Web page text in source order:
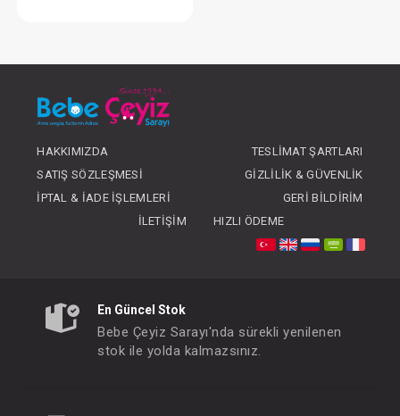
OLUNUZ
HAKKIMIZDA
TESLIMAT ŞARTLARI
SATIŞ SÖZLEŞMESI
GIZLILIK & GÜVENLIK
İPTAL & İADE İŞLEMLERI
GERI BILDIRIM
İLETIŞIM
HIZLI ÖDEME
En Güncel Stok
Bebe Çeyiz Sarayı'nda sürekli yenilenen
stok ile yolda kalmazsınız.